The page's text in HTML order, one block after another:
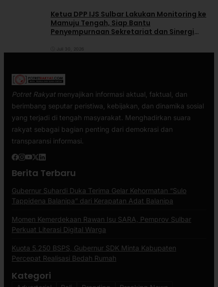
Ketua DPP IJS Sulbar Lakukan Monitoring ke
Mamuju Tengah, Siap Bantu
Penyempurnaan Sekretariat dan Sinergi
Juli 30, 2026
Potret Rakyatmenyajikan informasi aktual, faktual, dan
berimbang seputar peristiwa, kebijakan, dan dinamika sosial
yang terjadi di tengah masyarakat. Menghadirkan suara
rakyat sebagai bagian penting dari demokrasi dan
transparansi informasi.
Berita Terbaru
Gubernur Suhardi Duka Terima Gelar Kehormatan “Sulo
Tappidena Balanipa” dari Kerapatan Adat Balanipa
Momen Kemerdekaan Rawan Isu SARA, Pemprov Sulbar
Perkuat Literasi Digital Warga
Kuota 5.250 BSPS, Gubernur SDK Minta Kabupaten
Percepat Realisasi Bedah Rumah
Kategori